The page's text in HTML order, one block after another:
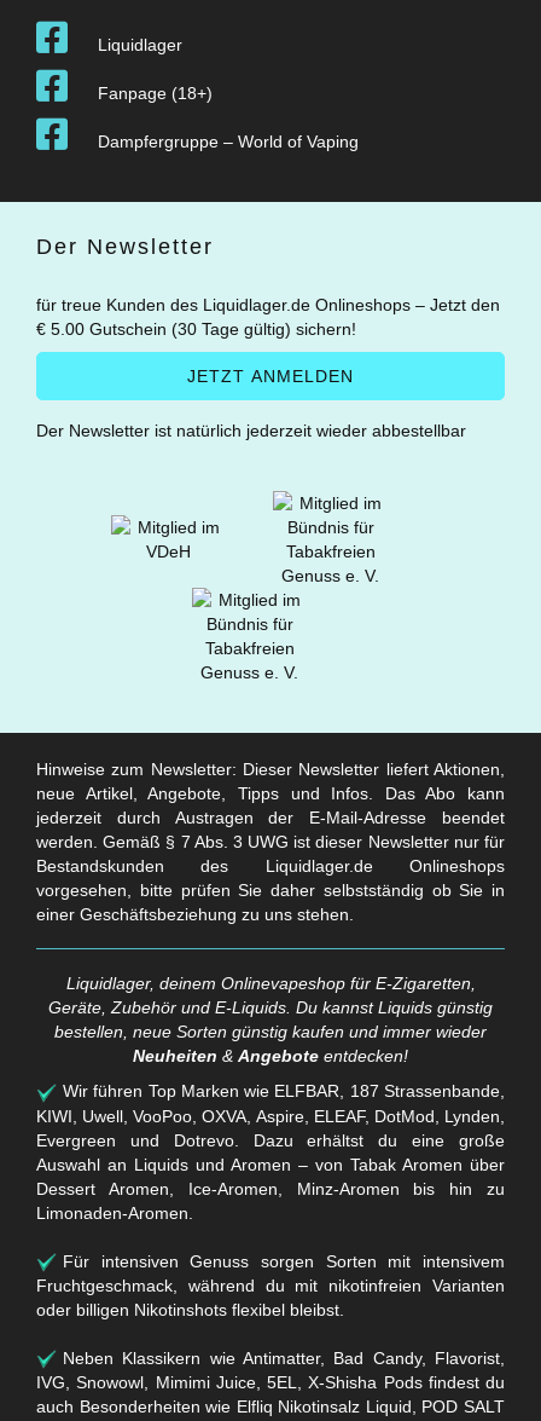
Liquidlager
Fanpage (18+)
Dampfergruppe – World of Vaping
Der Newsletter
für treue Kunden des Liquidlager.de Onlineshops – Jetzt den
€ 5.00 Gutschein (30 Tage gültig) sichern!
Der Newsletter ist natürlich jederzeit wieder abbestellbar
Hinweise zum Newsletter: Dieser Newsletter liefert Aktionen,
neue Artikel, Angebote, Tipps und Infos. Das Abo kann
jederzeit durch Austragen der E-Mail-Adresse beendet
werden. Gemäß § 7 Abs. 3 UWG ist dieser Newsletter nur für
Bestandskunden des Liquidlager.de Onlineshops
vorgesehen, bitte prüfen Sie daher selbstständig ob Sie in
einer Geschäftsbeziehung zu uns stehen.
Liquidlager, deinem Onlinevapeshop für E-Zigaretten,
Geräte, Zubehör und E-Liquids. Du kannst Liquids günstig
bestellen, neue Sorten günstig kaufen und immer wieder
Neuheiten & Angebote entdecken!
Wir führen Top Marken wie ELFBAR, 187 Strassenbande,
KIWI, Uwell, VooPoo, OXVA, Aspire, ELEAF, DotMod, Lynden,
Evergreen und Dotrevo. Dazu erhältst du eine große
Auswahl an Liquids und Aromen – von Tabak Aromen über
Dessert Aromen, Ice-Aromen, Minz-Aromen bis hin zu
Limonaden-Aromen.
Für intensiven Genuss sorgen Sorten mit intensivem
Fruchtgeschmack, während du mit nikotinfreien Varianten
oder billigen Nikotinshots flexibel bleibst.
Neben Klassikern wie Antimatter, Bad Candy, Flavorist,
IVG, Snowowl, Mimimi Juice, 5EL, X-Shisha Pods findest du
auch Besonderheiten wie Elfliq Nikotinsalz Liquid, POD SALT